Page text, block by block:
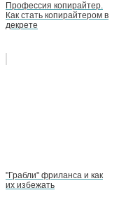
Профессия копирайтер.
Как стать копирайтером в
декрете
"Грабли" фриланса и как
их избежать